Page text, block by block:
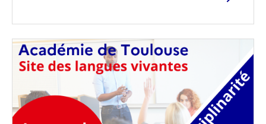
Image
de
couverture
(conseillée)